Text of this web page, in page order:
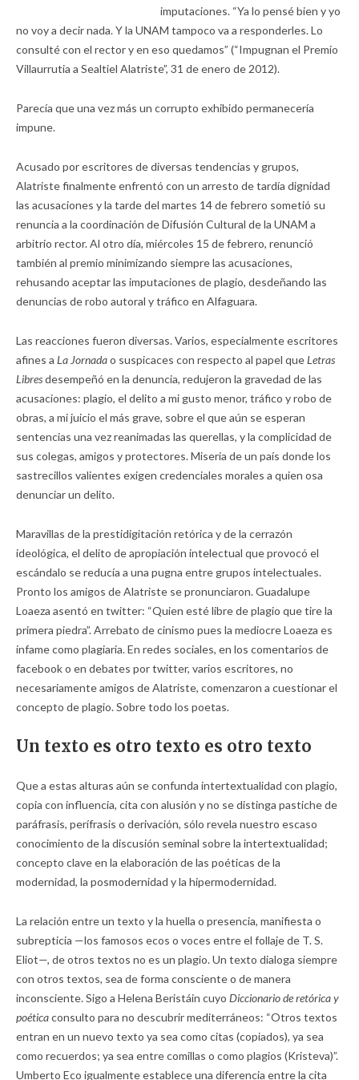
imputaciones. “Ya lo pensé bien y yo
no voy a decir nada. Y la UNAM tampoco va a responderles. Lo
consulté con el rector y en eso quedamos” (“Impugnan el Premio
Villaurrutia a Sealtiel Alatriste”, 31 de enero de 2012).
Parecía que una vez más un corrupto exhibido permanecería
impune.
Acusado por escritores de diversas tendencias y grupos,
Alatriste finalmente enfrentó con un arresto de tardía dignidad
las acusaciones y la tarde del martes 14 de febrero sometió su
renuncia a la coordinación de Difusión Cultural de la UNAM a
arbitrio rector. Al otro día, miércoles 15 de febrero, renunció
también al premio minimizando siempre las acusaciones,
rehusando aceptar las imputaciones de plagio, desdeñando las
denuncias de robo autoral y tráfico en Alfaguara.
Las reacciones fueron diversas. Varios, especialmente escritores
afines a La Jornadao suspicaces con respecto al papel queLetras
Libresdesempeñó en la denuncia, redujeron la gravedad de las
acusaciones: plagio, el delito a mi gusto menor, tráfico y robo de
obras, a mi juicio el más grave, sobre el que aún se esperan
sentencias una vez reanimadas las querellas, y la complicidad de
sus colegas, amigos y protectores. Miseria de un país donde los
sastrecillos valientes exigen credenciales morales a quien osa
denunciar un delito.
Maravillas de la prestidigitación retórica y de la cerrazón
ideológica, el delito de apropiación intelectual que provocó el
escándalo se reducía a una pugna entre grupos intelectuales.
Pronto los amigos de Alatriste se pronunciaron. Guadalupe
Loaeza asentó en twitter: “Quien esté libre de plagio que tire la
primera piedra”. Arrebato de cinismo pues la mediocre Loaeza es
infame como plagiaria. En redes sociales, en los comentarios de
facebook o en debates por twitter, varios escritores, no
necesariamente amigos de Alatriste, comenzaron a cuestionar el
concepto de plagio. Sobre todo los poetas.
Un texto es otro texto es otro texto
Que a estas alturas aún se confunda intertextualidad con plagio,
copia con influencia, cita con alusión y no se distinga pastiche de
paráfrasis, perífrasis o derivación, sólo revela nuestro escaso
conocimiento de la discusión seminal sobre la intertextualidad;
concepto clave en la elaboración de las poéticas de la
modernidad, la posmodernidad y la hipermodernidad.
La relación entre un texto y la huella o presencia, manifiesta o
subrepticia —los famosos ecos o voces entre el follaje de T. S.
Eliot—, de otros textos no es un plagio. Un texto dialoga siempre
con otros textos, sea de forma consciente o de manera
inconsciente. Sigo a Helena Beristáin cuyo Diccionario de retórica y
poéticaconsulto para no descubrir mediterráneos: “Otros textos
entran en un nuevo texto ya sea como citas (co­piados), ya sea
como recuerdos; ya sea entre comillas o como plagios (Kristeva)”.
Umberto Eco igualmente establece una diferencia entre la cita